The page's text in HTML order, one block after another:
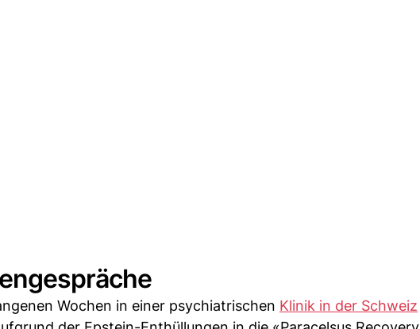
Wochen in einer psychiatrischen Klinik in der Schweiz